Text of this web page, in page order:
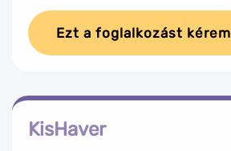
Ezt a foglalkozást kérem
KisHaver